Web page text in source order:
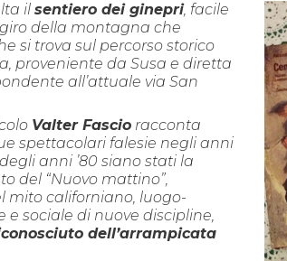
il sentiero dei ginepri, facile
della montagna che
si trova sul percorso storico
proveniente da Susa e diretta
all’attuale via San
Valter Fascio racconta
spettacolari falesie negli anni
anni ’80 siano stati la
del “Nuovo mattino”,
mito californiano, luogo-
sociale di nuove discipline,
dell’arrampicata